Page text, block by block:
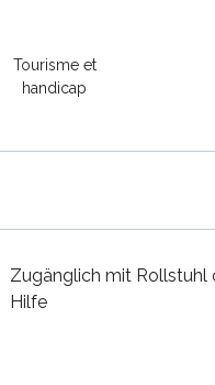
Tourisme et
handicap
Zugänglich mit Rollstuhl
Hilfe